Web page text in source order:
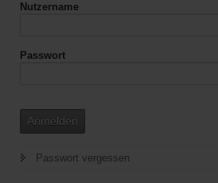
Senioren
Nutzername
Passwort
Anmelden
Passwort vergessen